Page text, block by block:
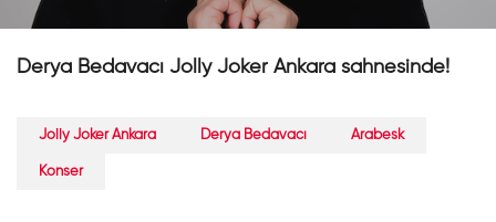
Derya Bedavacı Jolly Joker Ankara sahnesinde!
Jolly Joker Ankara Derya Bedavacı Arabesk
Konser